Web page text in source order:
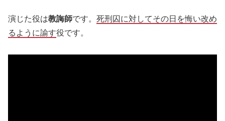
演じた役は教誨師です。 死刑囚に対してその日を悔い改め
るように諭す役です。